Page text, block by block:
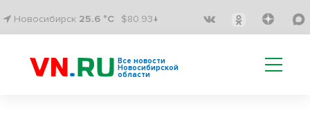
Новосибирск 25.6 °C $80.93↓
Все новости
Новосибирской
области